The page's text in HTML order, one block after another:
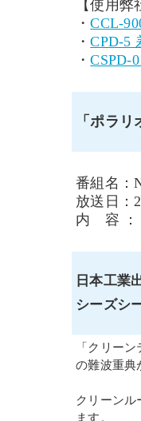
【使用弊
・CCL-
・CPD-5
・CSPD-
「ポラ
番組名：
放送日：
内 容 ：
日本工業
シーズシ
「クリー
の難波重典
クリーン
ます。